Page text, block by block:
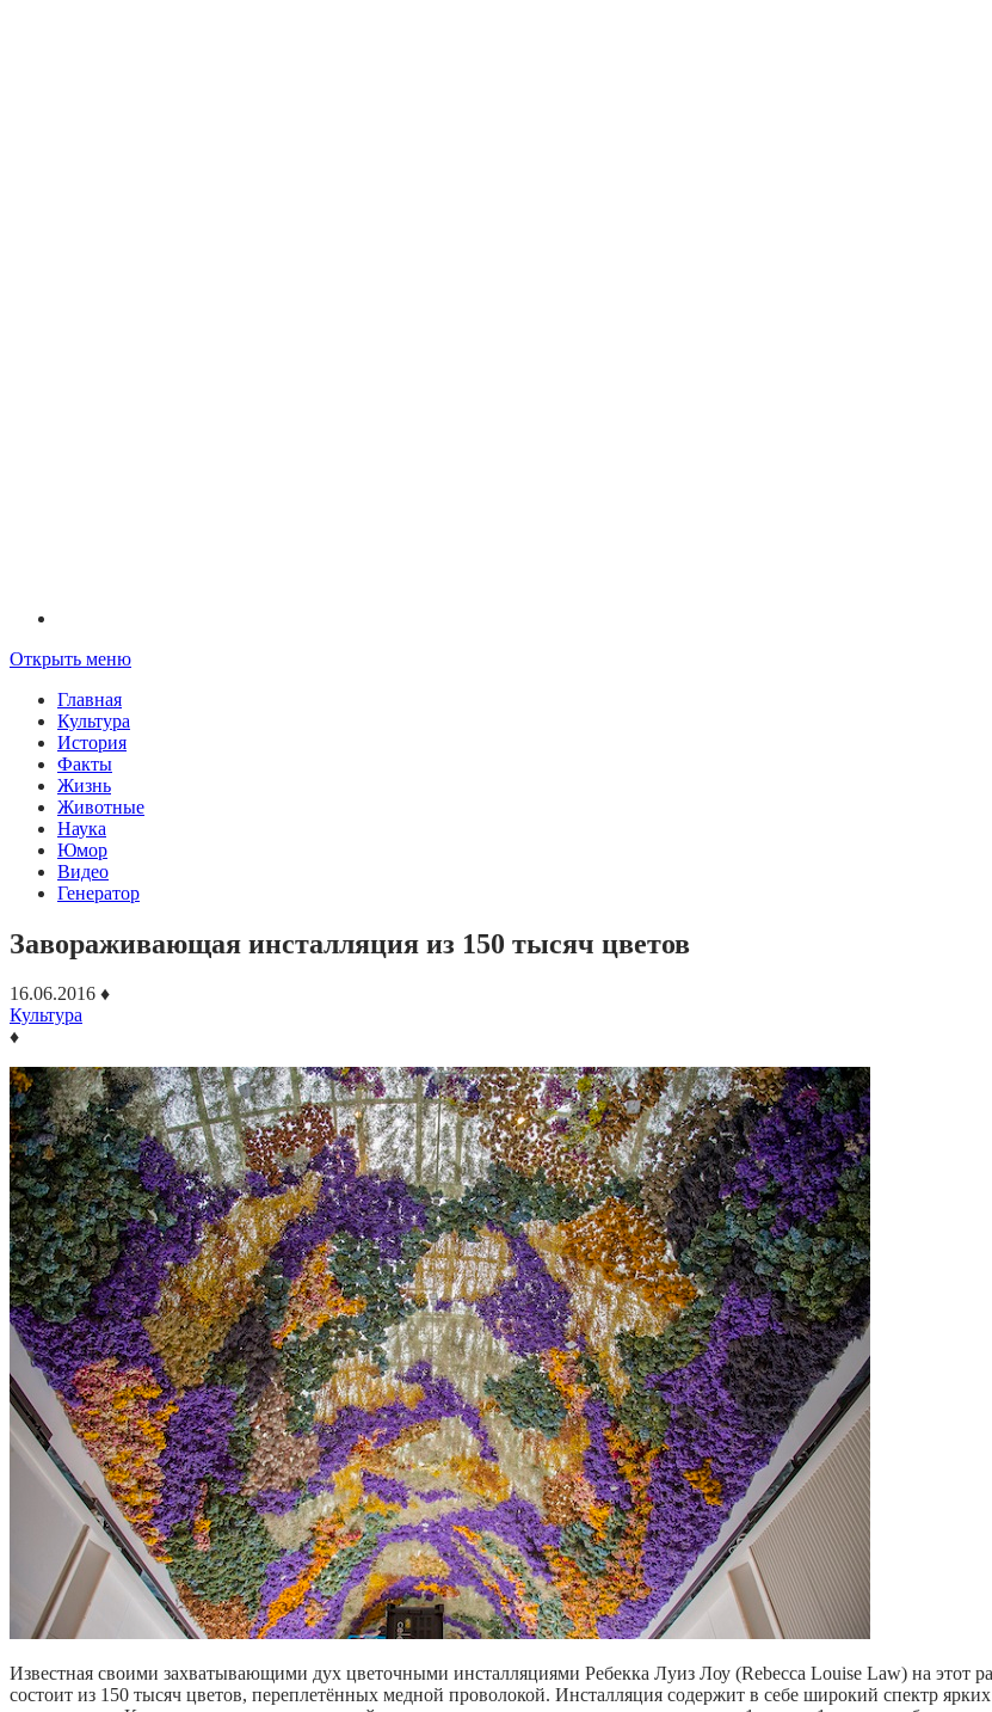
Открыть меню
Главная
Культура
История
Факты
Жизнь
Животные
Наука
Юмор
Видео
Генератор
Завораживающая инсталляция из 150 тысяч цветов
16.06.2016 ♦
Культура
♦
Известная своими захватывающими дух цветочными инсталляциями Ребекка Луиз Лоу (Rebecca Louise Law) на этот
состоит из 150 тысяч цветов, переплетённых медной проволокой. Инсталляция содержит в себе широкий спектр